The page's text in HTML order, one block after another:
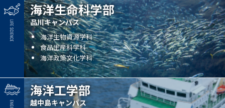
海洋生命科学部
品川キャンパス
海洋生物資源学科
食品生産科学科
海洋政策文化学科
海洋工学部
越中島キャンパス